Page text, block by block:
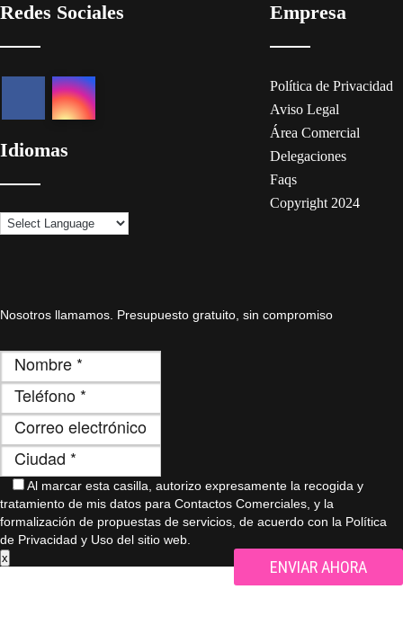
Redes Sociales
Idiomas
Empresa
Política de Privacidad
Aviso Legal
Área Comercial
Delegaciones
Faqs
Copyright 2024
Nosotros llamamos. Presupuesto gratuito, sin compromiso
Al marcar esta casilla, autorizo ​​expresamente la recogida y
tratamiento de mis datos para Contactos Comerciales, y la
formalización de propuestas de servicios, de acuerdo con la Política
de Privacidad y Uso del sitio web.
x